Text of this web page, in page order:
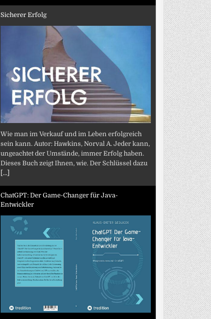
Sicherer Erfolg
Wie man im Verkauf und im Leben erfolgreich
sein kann. Autor: Hawkins, Norval A. Jeder kann,
ungeachtet der Umstände, immer Erfolg haben.
Dieses Buch zeigt Ihnen, wie. Der Schlüssel dazu
[...]
ChatGPT: Der Game-Changer für Java-
Entwickler